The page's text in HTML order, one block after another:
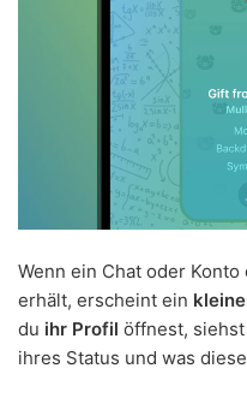
Wenn ein Chat oder
erhält, erscheint ein
du ihr Profil öffnest,
ihres Status und was